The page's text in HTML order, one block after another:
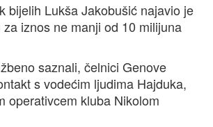
bijelih Lukša Jakobušić najavio je
iznos ne manji od 10 milijuna
saznali, čelnici Genove
s vodećim ljudima Hajduka,
operativcem kluba Nikolom